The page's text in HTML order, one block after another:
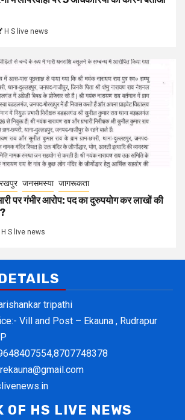
H S live news
जनसमस्या जागरूकता
पर गंभीर आरोप: पद का दुरुपयोग कर लाखों की
H S live news
tripathi
Vill and Post – Ekauna , Rudrapur
OF HS LIVE NEWS